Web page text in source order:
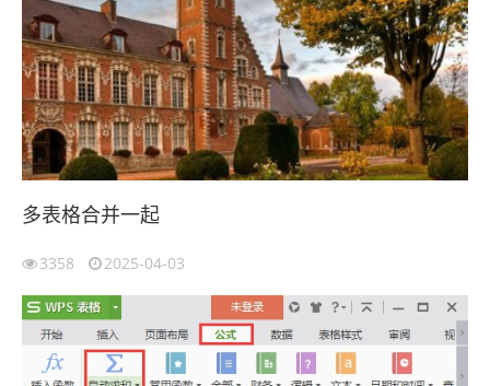
多表格合并一起
3358 2025-04-03